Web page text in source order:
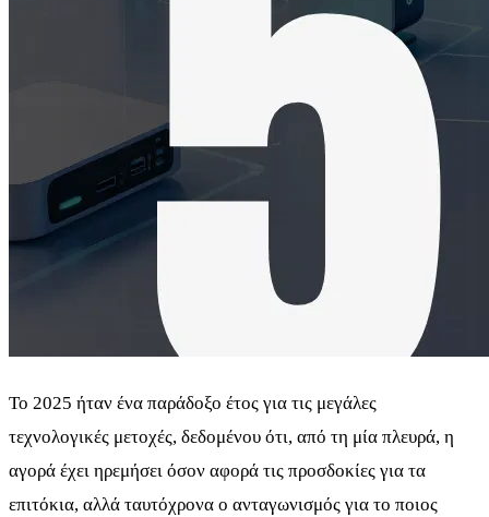
Το 2025 ήταν ένα παράδοξο έτος για τις μεγάλες
τεχνολογικές μετοχές, δεδομένου ότι, από τη μία πλευρά, η
αγορά έχει ηρεμήσει όσον αφορά τις προσδοκίες για τα
επιτόκια, αλλά ταυτόχρονα ο ανταγωνισμός για το ποιος